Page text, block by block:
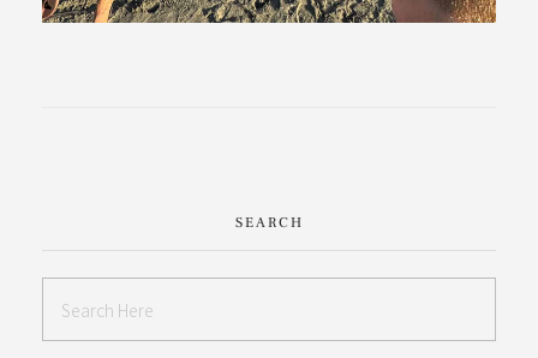
SEARCH